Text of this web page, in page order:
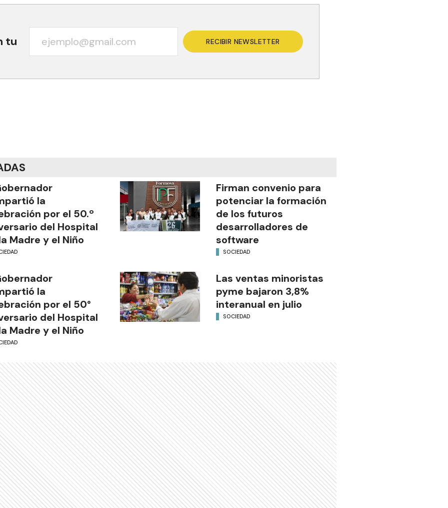
tu RECIBIR NEWSLETTER
la
por el 50.º
del Hospital
Madre y el Niño
Firman convenio para
potenciar la formación
de los futuros
desarrolladores de
software
SOCIEDAD
la
por el 50°
del Hospital
Madre y el Niño
Las ventas minoristas
pyme bajaron 3,8%
interanual en julio
SOCIEDAD